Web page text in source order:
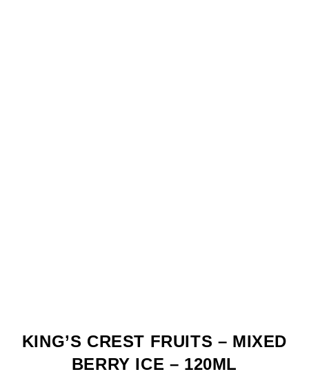
KING’S CREST FRUITS – MIXED
BERRY ICE – 120ML